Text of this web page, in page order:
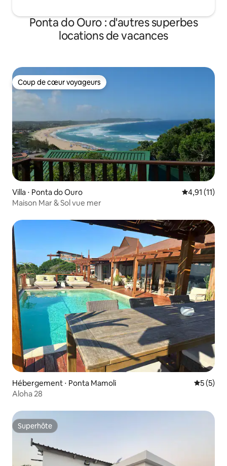
Ponta do Ouro : d'autres superbes
locations de vacances
Coup de cœur voyageurs
Coup de cœur voyageurs
Villa ⋅ Ponta do Ouro Évaluation
4,91 (11)
Maison Mar & Sol vue mer
Hébergement ⋅ Ponta Mamoli
5 (5)
Aloha 28
Superhôte
Superhôte